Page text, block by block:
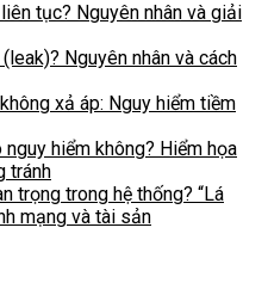
tục? Nguyên nhân và giải
Nguyên nhân và cách
xả áp: Nguy hiểm tiềm
hiểm không? Hiểm họa
tránh
trọng trong hệ thống? “Lá
mạng và tài sản